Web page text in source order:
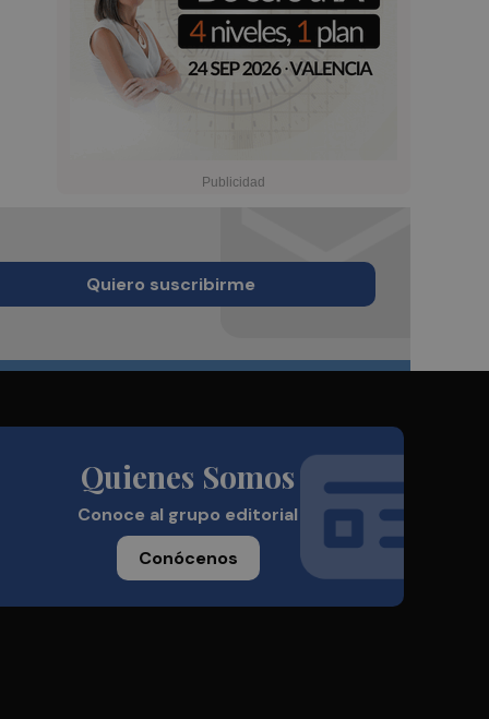
Quiero suscribirme
Quienes Somos
Conoce al grupo editorial
Conócenos